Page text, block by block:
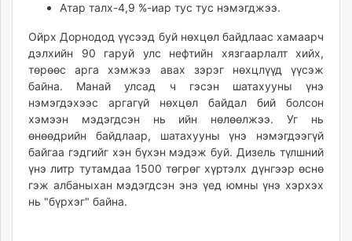
Атар талх-4,9 %-иар тус тус нэмэгджээ.
Ойрх Дорнодод үүсээд буй нөхцөл байдлаас хамаарч
дэлхийн 90 гаруй улс нефтийн хязгаарлалт хийх,
төрөөс арга хэмжээ авах зэрэг нөхцлүүд үүсэж
байна. Манай улсад ч гэсэн шатахууны үнэ
нэмэгдэхээс аргагүй нөхцөл байдал бий болсон
хэмээн мэдэгдсэн нь ийн нөлөөлжээ. Уг нь
өнөөдрийн байдлаар, шатахууны үнэ нэмэгдээгүй
байгаа гэдгийг хэн бүхэн мэдэж буй. Дизель түлшний
үнэ литр тутамдаа 1500 төгрөг хүртэлх дүнгээр өснө
гэж албаныхан мэдэгдсэн энэ үед юмны үнэ хэрхэх
нь "бүрхэг" байна.